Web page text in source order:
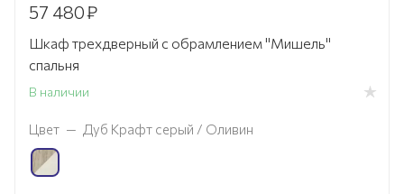
57 480₽
Шкаф трехдверный с обрамлением "Мишель"
спальня
В наличии
Цвет — Дуб Крафт серый / Оливин